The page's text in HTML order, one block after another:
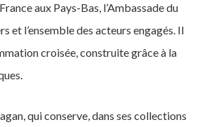
aux Pays-Bas, l’Ambassade du
et l’ensemble des acteurs engagés. Il
croisée, construite grâce à la
qui conserve, dans ses collections